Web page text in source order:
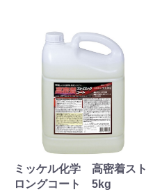
ミッケル化学 高密着スト
ロングコート 5kg